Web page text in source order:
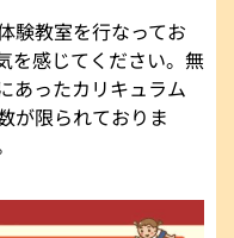
験教室を行なってお
を感じてください。無
あったカリキュラム
が限られておりま